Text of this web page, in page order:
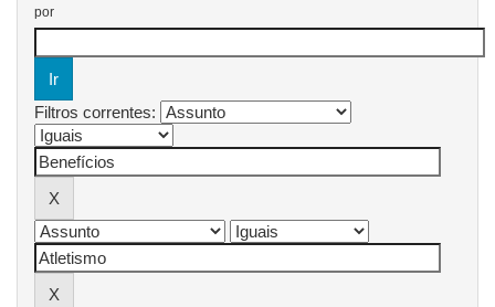
por
Filtros correntes: